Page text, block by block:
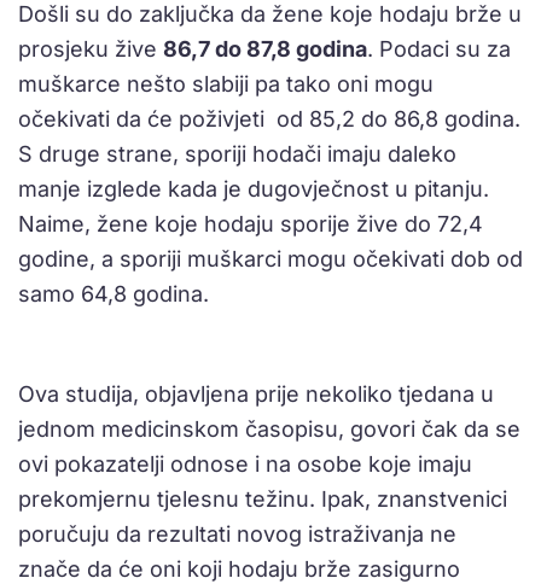
Došli su do zaključka da žene koje hodaju brže u
prosjeku žive 86,7 do 87,8 godina. Podaci su za
muškarce nešto slabiji pa tako oni mogu
očekivati da će poživjeti od 85,2 do 86,8 godina.
S druge strane, sporiji hodači imaju daleko
manje izglede kada je dugovječnost u pitanju.
Naime, žene koje hodaju sporije žive do 72,4
godine, a sporiji muškarci mogu očekivati dob od
samo 64,8 godina.
Ova studija, objavljena prije nekoliko tjedana u
jednom medicinskom časopisu, govori čak da se
ovi pokazatelji odnose i na osobe koje imaju
prekomjernu tjelesnu težinu. Ipak, znanstvenici
poručuju da rezultati novog istraživanja ne
znače da će oni koji hodaju brže zasigurno